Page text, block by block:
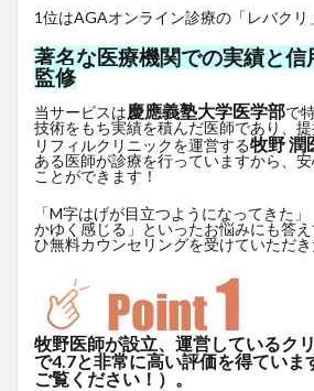
1位はAGAオンライン診療の「レバクリ
著名な医療機関での実績と信
監修
当サービスは慶應義塾大学医学部で
技術をもち実績を積んだ医師であり、
リフィルクリニックを運営する牧野 潤
ある医師が診療を行っていますから、
ことができます！
「M字はげが目立つようになってきた
かゆく感じる」といったお悩みにも答
ひ無料カウンセリングを受けていただき
牧野医師が設立、運営しているク
で4.7と非常に高い評価を得ていま
ご覧ください！）。